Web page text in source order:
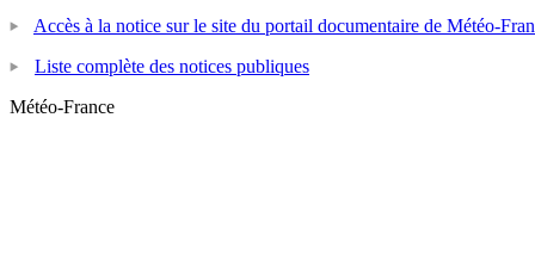
Accès à la notice sur le site du portail documentaire de Météo-
Liste complète des notices publiques
Météo-France